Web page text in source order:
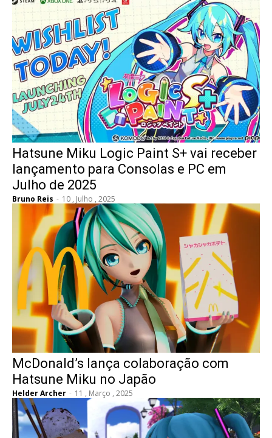
Hatsune Miku Logic Paint S+ vai receber
lançamento para Consolas e PC em
Julho de 2025
Bruno Reis - 10 , Julho , 2025
McDonald’s lança colaboração com
Hatsune Miku no Japão
Helder Archer - 11 , Março , 2025